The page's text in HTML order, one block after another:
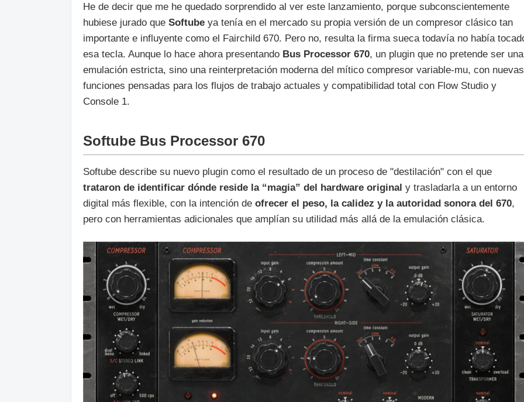
He de decir que me he quedado sorprendido al ver este lanzamiento, porque subconscientemente
hubiese jurado que Softube ya tenía en el mercado su propia versión de un compresor clásico tan
importante e influyente como el Fairchild 670. Pero no, resulta la firma sueca todavía no había
esa tecla. Aunque lo hace ahora presentando Bus Processor 670, un plugin que no pretende ser una
emulación estricta, sino una reinterpretación moderna del mítico compresor variable‑mu, con nuevas
funciones pensadas para los flujos de trabajo actuales y compatibilidad total con Flow Studio y
Console 1.
Softube Bus Processor 670
Softube describe su nuevo plugin como el resultado de un proceso de "destilación" con el que
trataron de identificar dónde reside la “magia” del hardware original y trasladarla a un entorno
digital más flexible, con la intención de ofrecer el peso, la calidez y la autoridad sonora del 670,
pero con herramientas adicionales que amplían su utilidad más allá de la emulación clásica.